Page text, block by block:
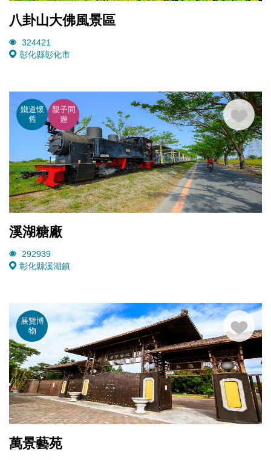
八卦山大佛風景區
324421
彰化縣彰化市
鐵道懷
舊
親子同
遊
溪湖糖廠
292939
彰化縣溪湖鎮
展覽博
物
萬景藝苑